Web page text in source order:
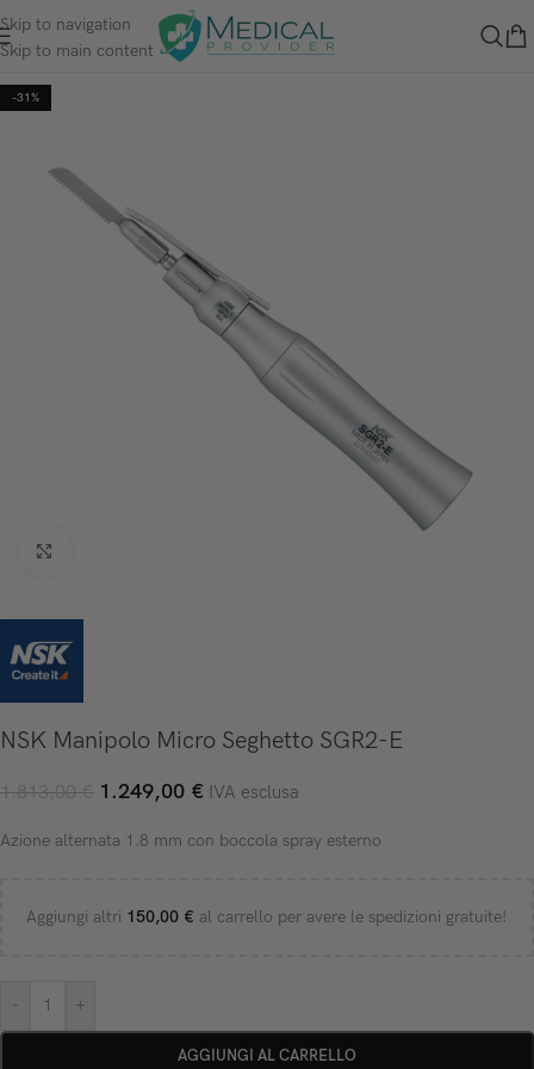
Skip to navigation
Skip to main content
-31%
NSK Manipolo Micro Seghetto SGR2-E
1.813,00€ 1.249,00 € IVA esclusa
Azione alternata 1.8 mm con boccola spray esterno
Aggiungi altri 150,00 € al carrello per avere le spedizioni gratuite!
- +
AGGIUNGI AL CARRELLO